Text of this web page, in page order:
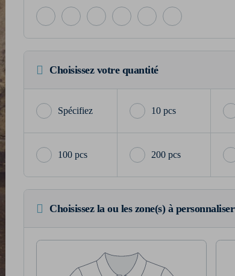
Choisissez votre quantité
10 pcs
100 pcs 200 pcs
Choisissez la ou les zone(s) à personnaliser